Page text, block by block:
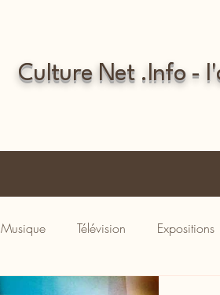
Culture Net .Info -
Musique Télévision Expositions